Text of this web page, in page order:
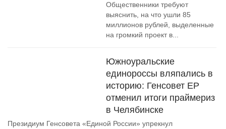
Общественники требуют
выяснить, на что ушли 85
миллионов рублей, выделенные
на громкий проект в...
Южноуральские
единороссы вляпались в
историю: Генсовет ЕР
отменил итоги праймериз
в Челябинске
Президиум Генсовета «Единой России» упрекнул